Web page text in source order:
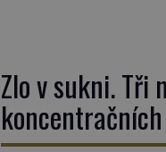
Zlo v sukni. Tři